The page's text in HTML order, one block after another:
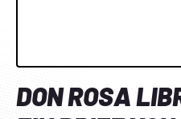
DON ROSA